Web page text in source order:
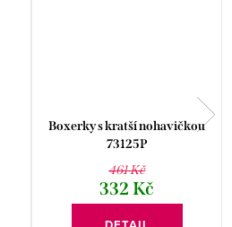
Boxerky s kratší nohavičkou
73125P
461 Kč
332 Kč